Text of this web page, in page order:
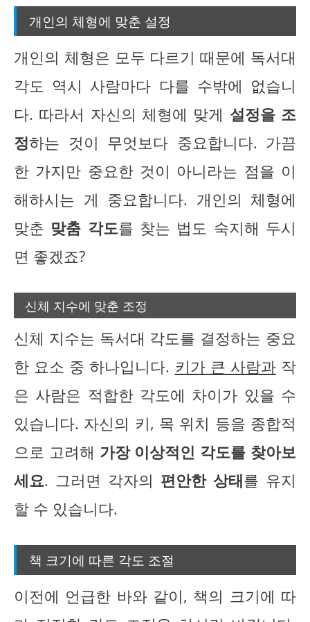
개인의 체형에 맞춘 설정
개인의 체형은 모두 다르기 때문에 독서대
각도 역시 사람마다 다를 수밖에 없습니
다. 따라서 자신의 체형에 맞게 설정을 조
정하는 것이 무엇보다 중요합니다. 가끔
한 가지만 중요한 것이 아니라는 점을 이
해하시는 게 중요합니다. 개인의 체형에
맞춘 맞춤 각도를 찾는 법도 숙지해 두시
면 좋겠죠?
신체 지수에 맞춘 조정
신체 지수는 독서대 각도를 결정하는 중요
한 요소 중 하나입니다. 키가 큰 사람과작
은 사람은 적합한 각도에 차이가 있을 수
있습니다. 자신의 키, 목 위치 등을 종합적
으로 고려해 가장 이상적인 각도를 찾아보
세요. 그러면 각자의 편안한 상태를 유지
할 수 있습니다.
책 크기에 따른 각도 조절
이전에 언급한 바와 같이, 책의 크기에 따